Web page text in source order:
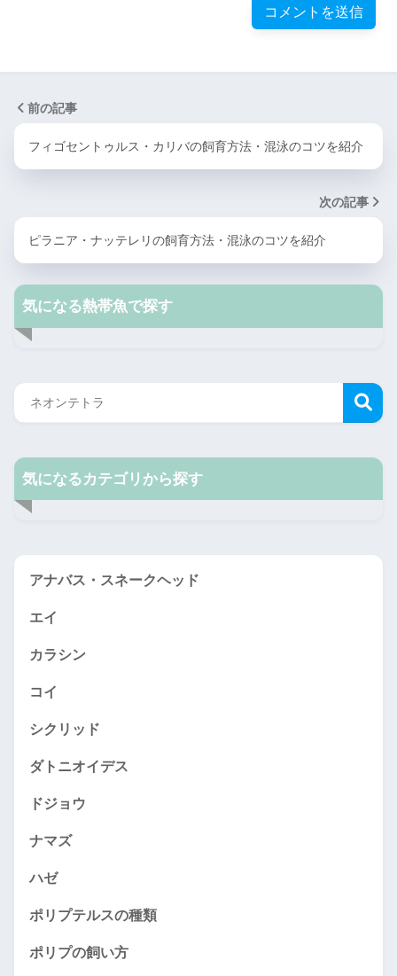
前の記事
フィゴセントゥルス・カリバの飼育方法・混泳のコツを紹介
次の記事
ピラニア・ナッテレリの飼育方法・混泳のコツを紹介
気になる熱帯魚で探す
気になるカテゴリから探す
アナバス・スネークヘッド
エイ
カラシン
コイ
シクリッド
ダトニオイデス
ドジョウ
ナマズ
ハゼ
ポリプテルスの種類
ポリプの飼い方